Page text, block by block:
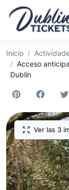
Inicio
Acceso
Dublín
Ver las 3